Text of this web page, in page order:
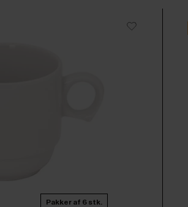
Pakker af 6 stk.